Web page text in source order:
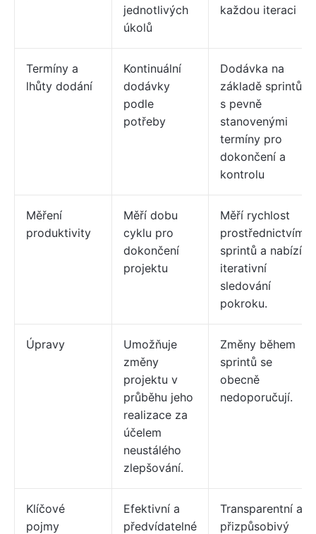
jednotlivých
úkolů
každou iteraci
Termíny a
lhůty dodání
Kontinuální
dodávky
podle
potřeby
Dodávka na
základě sprintů
s pevně
stanovenými
termíny pro
dokončení a
kontrolu
Měření
produktivity
Měří dobu
cyklu pro
dokončení
projektu
Měří rychlost
prostřednictvím
sprintů a nabízí
iterativní
sledování
pokroku.
Úpravy
Umožňuje
změny
projektu v
průběhu jeho
realizace za
účelem
neustálého
zlepšování.
Změny během
sprintů se
obecně
nedoporučují.
Klíčové
pojmy
Efektivní a
předvídatelné
Transparentní a
přizpůsobivý